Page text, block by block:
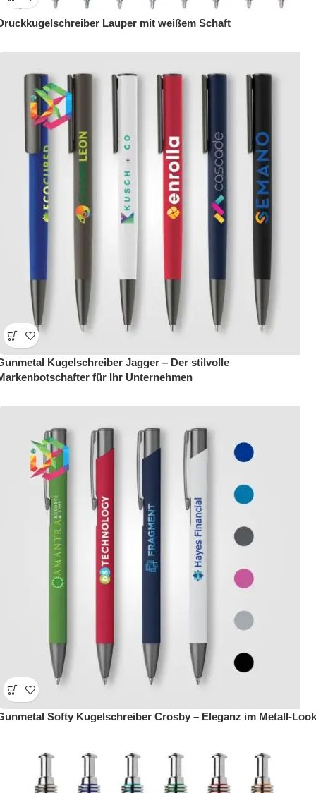
Lauper mit weißem Schaft
Kugelschreiber Jagger – Der stilvolle
für Ihr Unternehmen
Softy Kugelschreiber Crosby – Eleganz im Metall-Look